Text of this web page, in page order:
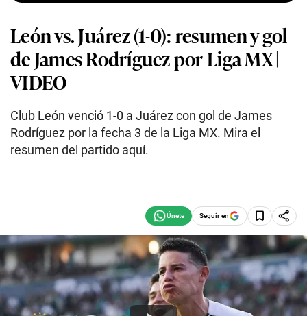
León vs. Juárez (1-0): resumen y gol
de James Rodríguez por Liga MX |
VIDEO
Club León venció 1-0 a Juárez con gol de James
Rodríguez por la fecha 3 de la Liga MX. Mira el
resumen del partido aquí.
Seguir en